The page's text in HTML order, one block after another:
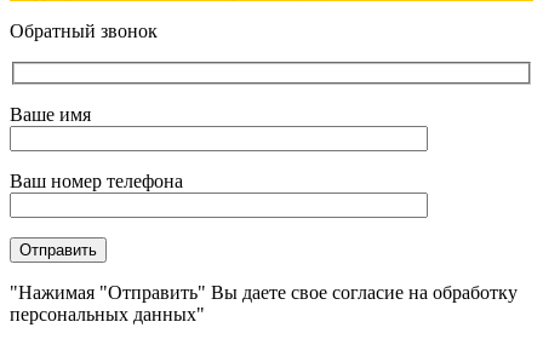
Обратный звонок
Ваше имя
Ваш номер телефона
"Нажимая "Отправить" Вы даете свое согласие на обработку
персональных данных"